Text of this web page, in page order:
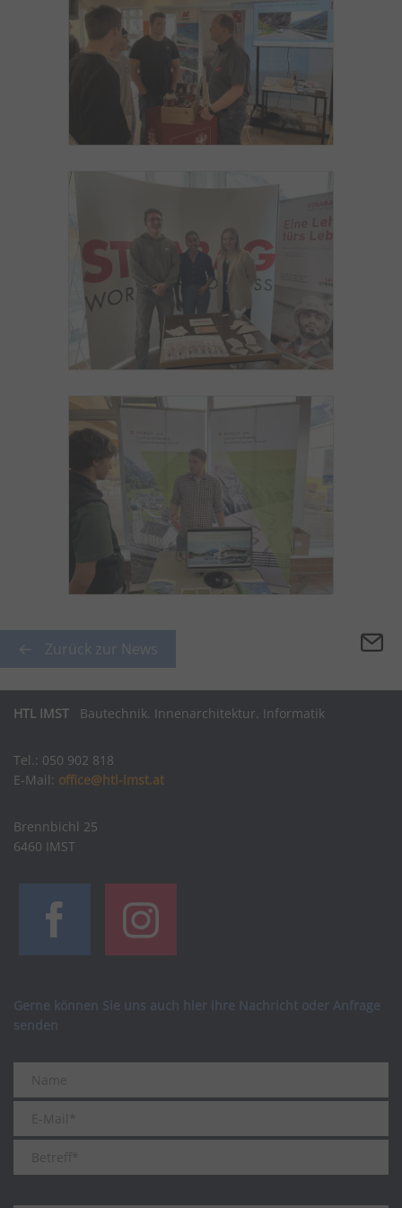
1P_JAR
Dieser Google-Cookie wird zur Optimierung
von Werbung eingesetzt, um für Nutzer
relevante Anzeigen bereitzustellen, Berichte
zur Kampagnenleistung zu verbessern oder
um zu vermeiden, dass ein Nutzer
dieselben Anzeigen mehrmals sieht.
Zurück zur News
HTL IMST Bautechnik. Innenarchitektur. Informatik
Tel.: 050 902 818
E-Mail: office@htl-imst.at
Brennbichl 25
6460 IMST
Gerne können Sie uns auch hier ihre Nachricht oder Anfrage
senden